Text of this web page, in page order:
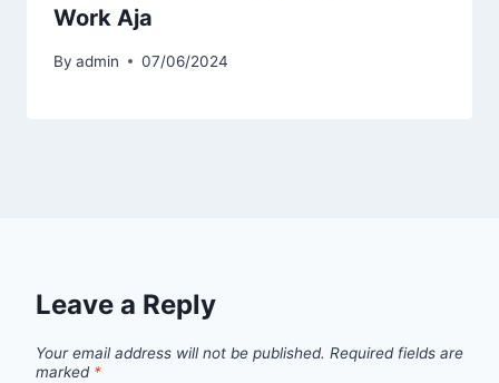
Work Aja
By admin 07/06/2024
Leave a Reply
Your email address will not be published. Required fields are
marked *